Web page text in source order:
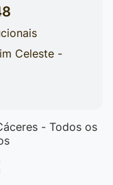
Celeste -
- Todos os